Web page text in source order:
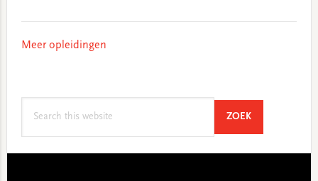
Meer opleidingen
ZOEKSEARCH